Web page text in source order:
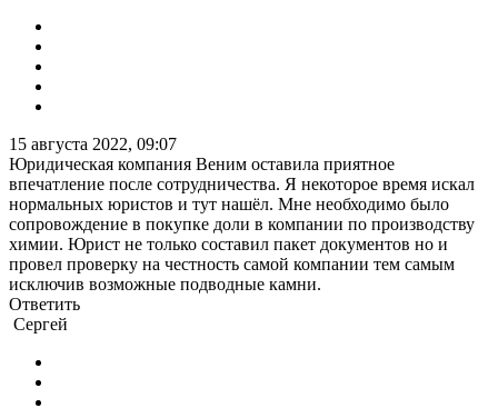
15 августа 2022, 09:07
Юридическая компания Веним оставила приятное
впечатление после сотрудничества. Я некоторое время искал
нормальных юристов и тут нашёл. Мне необходимо было
сопровождение в покупке доли в компании по производству
химии. Юрист не только составил пакет документов но и
провел проверку на честность самой компании тем самым
исключив возможные подводные камни.
Ответить
Сергей